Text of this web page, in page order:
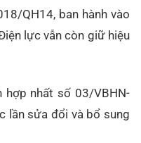
QH14, ban hành vào
lực vẫn còn giữ hiệu
nhất số 03/VBHN-
lần sửa đổi và bổ sung